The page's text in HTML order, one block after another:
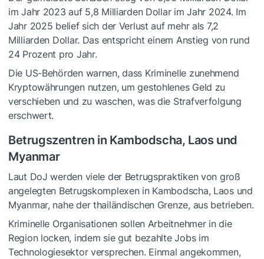
im Jahr 2023 auf 5,8 Milliarden Dollar im Jahr 2024. Im
Jahr 2025 belief sich der Verlust auf mehr als 7,2
Milliarden Dollar. Das entspricht einem Anstieg von rund
24 Prozent pro Jahr.
Die US-Behörden warnen, dass Kriminelle zunehmend
Kryptowährungen nutzen, um gestohlenes Geld zu
verschieben und zu waschen, was die Strafverfolgung
erschwert.
Betrugszentren in Kambodscha, Laos und
Myanmar
Laut DoJ werden viele der Betrugspraktiken von groß
angelegten Betrugskomplexen in Kambodscha, Laos und
Myanmar, nahe der thailändischen Grenze, aus betrieben.
Kriminelle Organisationen sollen Arbeitnehmer in die
Region locken, indem sie gut bezahlte Jobs im
Technologiesektor versprechen. Einmal angekommen,